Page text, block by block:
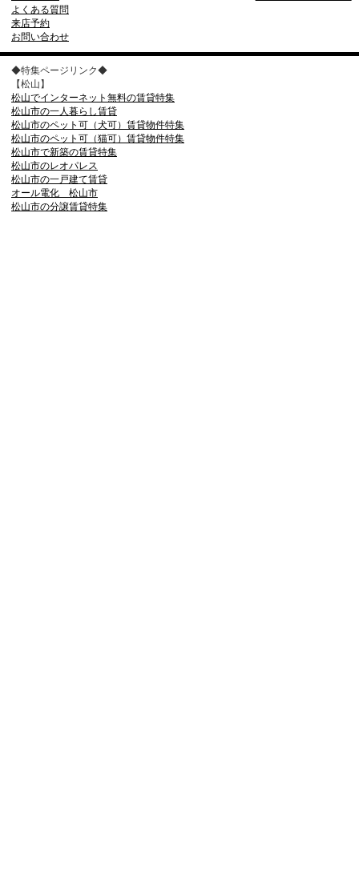
よくある質問
来店予約
お問い合わせ
◆特集ページリンク◆
【松山】
松山でインターネット無料の賃貸特集
松山市の一人暮らし賃貸
松山市のペット可（犬可）賃貸物件特集
松山市のペット可（猫可）賃貸物件特集
松山市で新築の賃貸特集
松山市のレオパレス
松山市の一戸建て賃貸
オール電化 松山市
松山市の分譲賃貸特集